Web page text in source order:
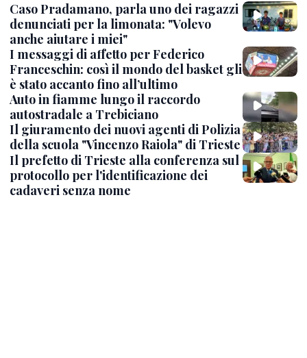
Caso Pradamano, parla uno dei ragazzi
denunciati per la limonata: "Volevo
anche aiutare i miei"
I messaggi di affetto per Federico
Franceschin: così il mondo del basket gli
è stato accanto fino all’ultimo
Auto in fiamme lungo il raccordo
autostradale a Trebiciano
Il giuramento dei nuovi agenti di Polizia
della scuola "Vincenzo Raiola" di Trieste
Il prefetto di Trieste alla conferenza sul
protocollo per l'identificazione dei
cadaveri senza nome